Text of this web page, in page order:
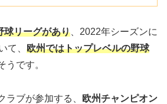
球リーグがあり 、2022年シーズンに
て、 欧州ではトップレベルの野球
うです。
ラブが参加する、
欧州チャンピオン